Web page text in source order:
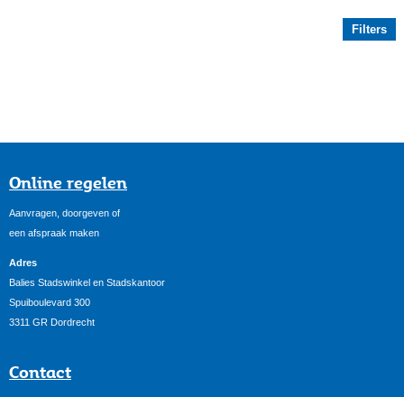
Filters
Online regelen
Aanvragen, doorgeven of
een afspraak maken
Adres
Balies Stadswinkel en Stadskantoor
Spuiboulevard 300
3311 GR Dordrecht
Contact